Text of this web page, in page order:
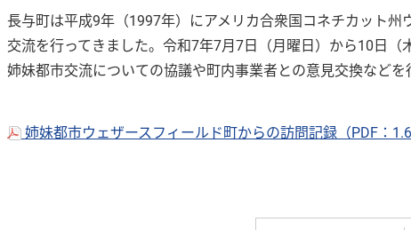
長与町は平成9年（1997年）にアメリカ合衆国コネチカット
交流を行ってきました。令和7年7月7日（月曜日）から10日
姉妹都市交流についての協議や町内事業者との意見交換などを
姉妹都市ウェザースフィールド町からの訪問記録（PDF：